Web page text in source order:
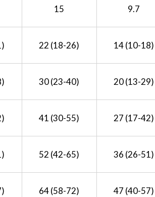
15 9.7
22 (18-26) 14 (10-18)
30 (23-40) 20 (13-29)
41 (30-55) 27 (17-42)
52 (42-65) 36 (26-51)
64 (58-72) 47 (40-57)